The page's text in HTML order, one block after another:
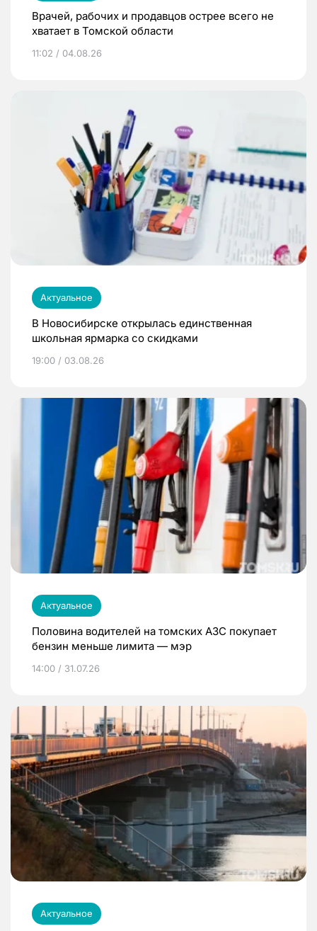
Врачей, рабочих и продавцов острее всего не
хватает в Томской области
11:02 / 04.08.26
Актуальное
В Новосибирске открылась единственная
школьная ярмарка со скидками
19:00 / 03.08.26
Актуальное
Половина водителей на томских АЗС покупает
бензин меньше лимита — мэр
14:00 / 31.07.26
Актуальное